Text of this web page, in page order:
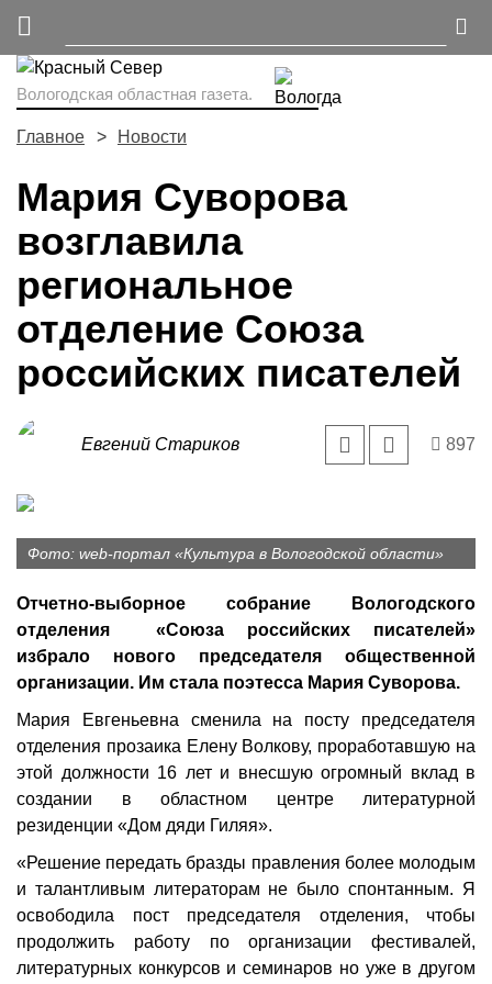
Вологодская областная газета.
Главное Новости
Мария Суворова
возглавила
региональное
отделение Союза
российских писателей
Евгений Стариков 897
Фото: web-портал «Культура в Вологодской области»
Отчетно-выборное собрание Вологодского
отделения «Союза российских писателей»
избрало нового председателя общественной
организации. Им стала поэтесса Мария Суворова.
Мария Евгеньевна сменила на посту председателя
отделения прозаика Елену Волкову, проработавшую на
этой должности 16 лет и внесшую огромный вклад в
создании в областном центре литературной
резиденции «Дом дяди Гиляя».
«Решение передать бразды правления более молодым
и талантливым литераторам не было спонтанным. Я
освободила пост председателя отделения, чтобы
продолжить работу по организации фестивалей,
литературных конкурсов и семинаров но уже в другом